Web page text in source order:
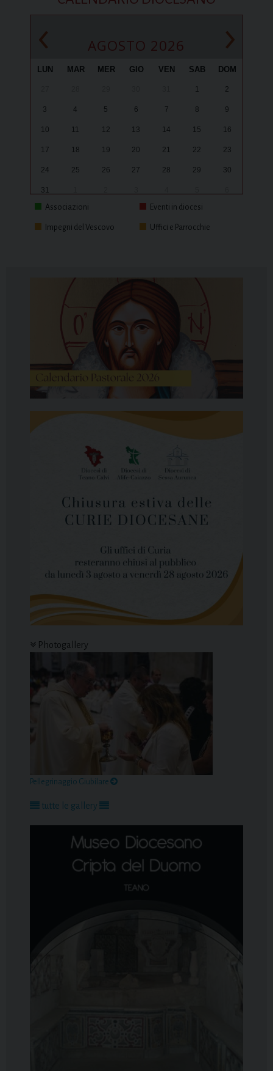
‹ AGOSTO 2026 ›
LUN MAR MER GIO VEN SAB DOM
1 2
3 4 5 6 7 8 9
10 11 12 13 14 15 16
17 18 19 20 21 22 23
24 25 26 27 28 29 30
31
Associazioni
Eventi in diocesi
Impegni del Vescovo Uffici e Parrocchie
Photogallery
Pellegrinaggio Giubilare
tutte le gallery